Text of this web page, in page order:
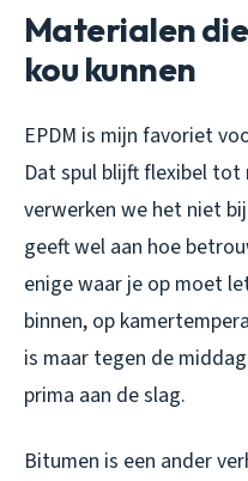
Materialen
kou kunnen
EPDM is mijn favoriet
Dat spul blijft flexibel
verwerken we het niet
geeft wel aan hoe
enige waar je op moet
binnen, op
is maar tegen de
prima aan de slag.
Bitumen is een ander